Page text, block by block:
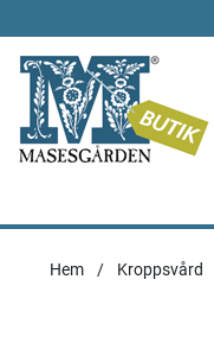
Hem Kroppsvård